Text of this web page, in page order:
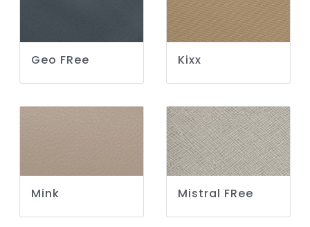
Geo FRee Kixx
Mink Mistral FRee